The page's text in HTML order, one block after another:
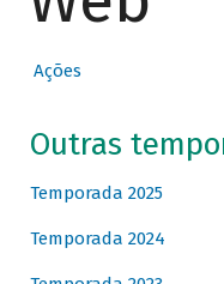
Ações
Outras
Temporada 2025
Temporada 2024